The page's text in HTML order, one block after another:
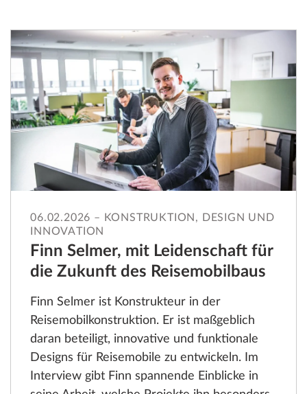
06.02.2026 – KONSTRUKTION, DESIGN UND
INNOVATION
Finn Selmer, mit Leidenschaft für
die Zukunft des Reisemobilbaus
Finn Selmer ist Konstrukteur in der
Reisemobilkonstruktion. Er ist maßgeblich
daran beteiligt, innovative und funktionale
Designs für Reisemobile zu entwickeln. Im
Interview gibt Finn spannende Einblicke in